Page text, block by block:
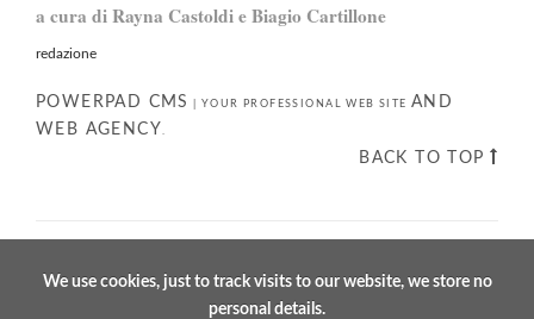
a cura di Rayna Castoldi e Biagio Cartillone
redazione
POWERPAD CMS |YOUR PROFESSIONAL WEB SITE AND
WEB AGENCY.
BACK TO TOP
We use cookies, just to track visits to our website, we store no
personal details.